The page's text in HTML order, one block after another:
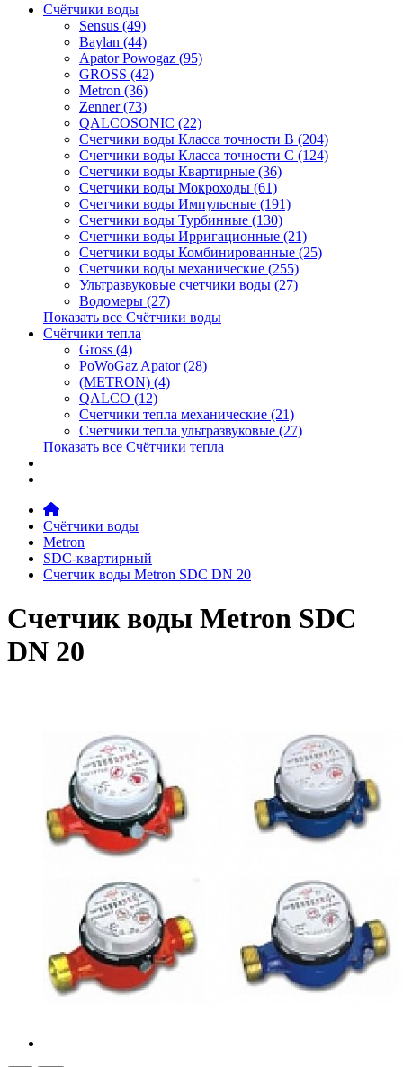
Счётчики воды
Sensus (49)
Baylan (44)
Apator Powogaz (95)
GROSS (42)
Metron (36)
Zenner (73)
QALCOSONIC (22)
Счетчики воды Класса точности В (204)
Счетчики воды Класса точности С (124)
Счетчики воды Квартирные (36)
Счетчики воды Мокроходы (61)
Счетчики воды Импульсные (191)
Счетчики воды Турбинные (130)
Счетчики воды Ирригационные (21)
Счетчики воды Комбинированные (25)
Счетчики воды механические (255)
Ультразвуковые счетчики воды (27)
Водомеры (27)
Показать все Счётчики воды
Счётчики тепла
Gross (4)
PoWoGaz Apator (28)
(METRON) (4)
QALCO (12)
Счетчики тепла механические (21)
Счетчики тепла ультразвуковые (27)
Показать все Счётчики тепла
Счётчики воды
Metron
SDC-квартирный
Счетчик воды Metron SDC DN 20
Счетчик воды Metron SDC
DN 20